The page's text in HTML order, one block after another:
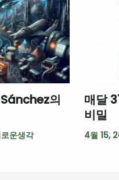
의
운생각
매달
비밀
4월 15,